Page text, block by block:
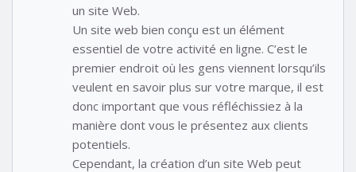
un site Web.
Un site web bien conçu est un élément
essentiel de votre activité en ligne. C’est le
premier endroit où les gens viennent lorsqu’ils
veulent en savoir plus sur votre marque, il est
donc important que vous réfléchissiez à la
manière dont vous le présentez aux clients
potentiels.
Cependant, la création d’un site Web peut